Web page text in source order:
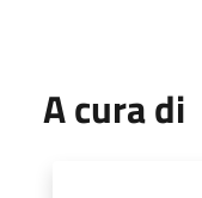
A cura di